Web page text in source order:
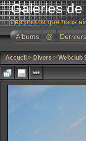
Galeries
Les photos que nous
Albums
@
Accueil > Divers > Webclub